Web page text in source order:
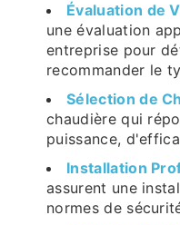
Évaluation de
une évaluation
entreprise pour
recommander le
Sélection de
chaudière qui
puissance,
Installation
assurent une
normes de